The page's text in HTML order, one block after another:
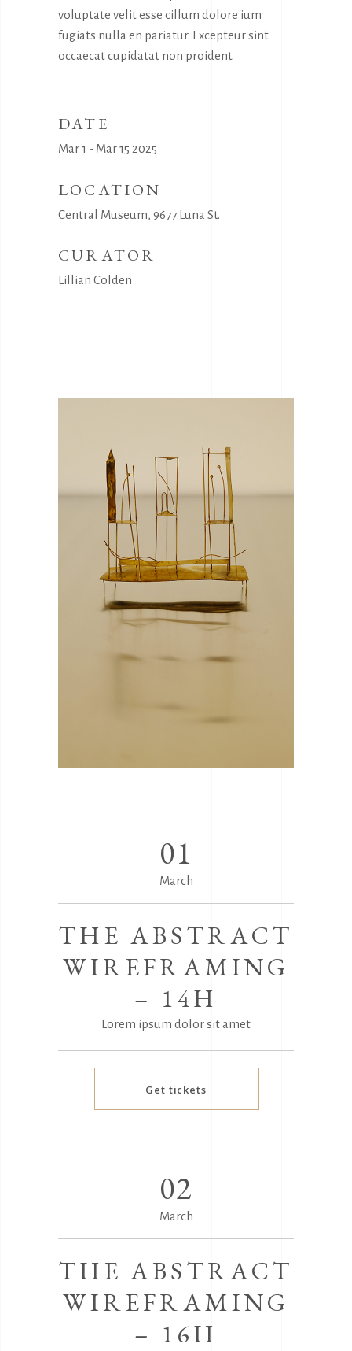
voluptate velit esse cillum dolore ium
fugiats nulla en pariatur. Excepteur sint
occaecat cupidatat non proident.
DATE
Mar 1 - Mar 15 2025
LOCATION
Central Museum, 9677 Luna St.
CURATOR
Lillian Colden
01
March
THE ABSTRACT
WIREFRAMING
– 14H
Lorem ipsum dolor sit amet
Get tickets
02
March
THE ABSTRACT
WIREFRAMING
– 16H